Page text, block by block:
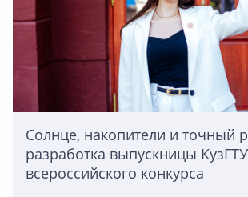
Солнце, накопители и точный
разработка выпускницы
всероссийского конкурса